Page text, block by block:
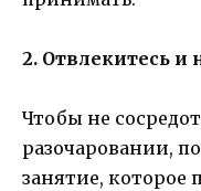
2. Отвлекитесь и
Чтобы не
разочаровании,
занятие, которое